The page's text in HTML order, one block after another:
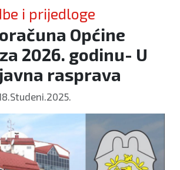
i prijedloge
Općine
2026. godinu- U
rasprava